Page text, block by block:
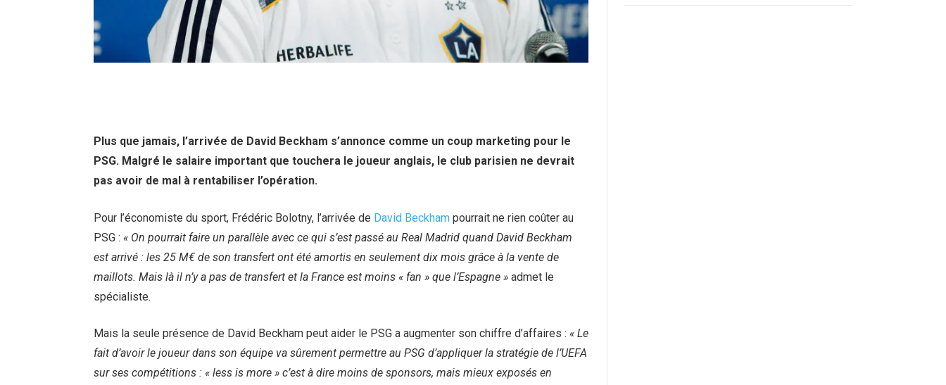
Plus que jamais, l’arrivée de David Beckham s’annonce comme un coup marketing pour le
PSG. Malgré le salaire important que touchera le joueur anglais, le club parisien ne devrait
pas avoir de mal à rentabiliser l’opération.
Pour l’économiste du sport, Frédéric Bolotny, l’arrivée de David Beckham pourrait ne rien coûter au
PSG : « On pourrait faire un parallèle avec ce qui s’est passé au Real Madrid quand David Beckham
est arrivé : les 25 M€ de son transfert ont été amortis en seulement dix mois grâce à la vente de
maillots. Mais là il n’y a pas de transfert et la France est moins « fan » que l’Espagne » admet le
spécialiste.
Mais la seule présence de David Beckham peut aider le PSG a augmenter son chiffre d’affaires : « Le
fait d’avoir le joueur dans son équipe va sûrement permettre au PSG d’appliquer la stratégie de l’UEFA
sur ses compétitions : « less is more » c’est à dire moins de sponsors, mais mieux exposés en